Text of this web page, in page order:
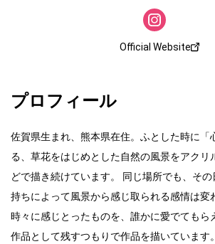
Official Website
プロフィール
佐賀県生まれ​、熊本県在住。ふとした時に「
る、草花をはじめとした自然の風景をアクリ
どで描き続けています。 同じ場所でも、そ
持ちによって風景から感じ取られる感情は変
時々に感じとったものを、誰かに愛でてもら
作品として残すつもりで作品を描いています。